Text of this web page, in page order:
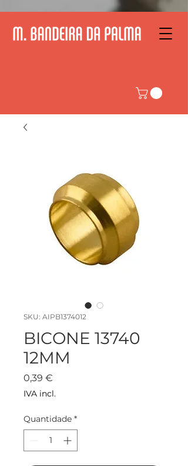
SKU: AIPB1374012
BICONE 13740
12MM
0,39 €
IVA incl.
Quantidade *